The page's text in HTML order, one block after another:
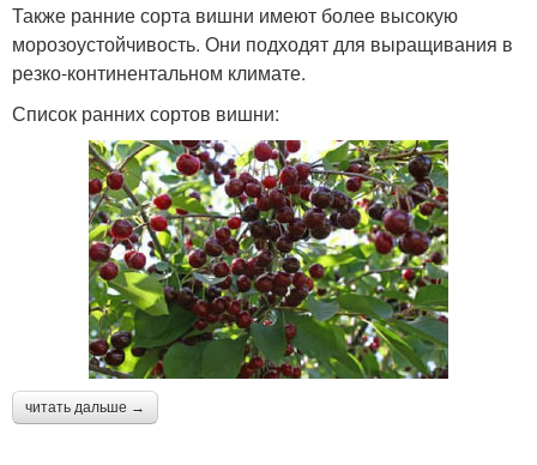
Также ранние сорта вишни имеют более высокую
морозоустойчивость. Они подходят для выращивания в
резко-континентальном климате.
Список ранних сортов вишни:
читать дальше →